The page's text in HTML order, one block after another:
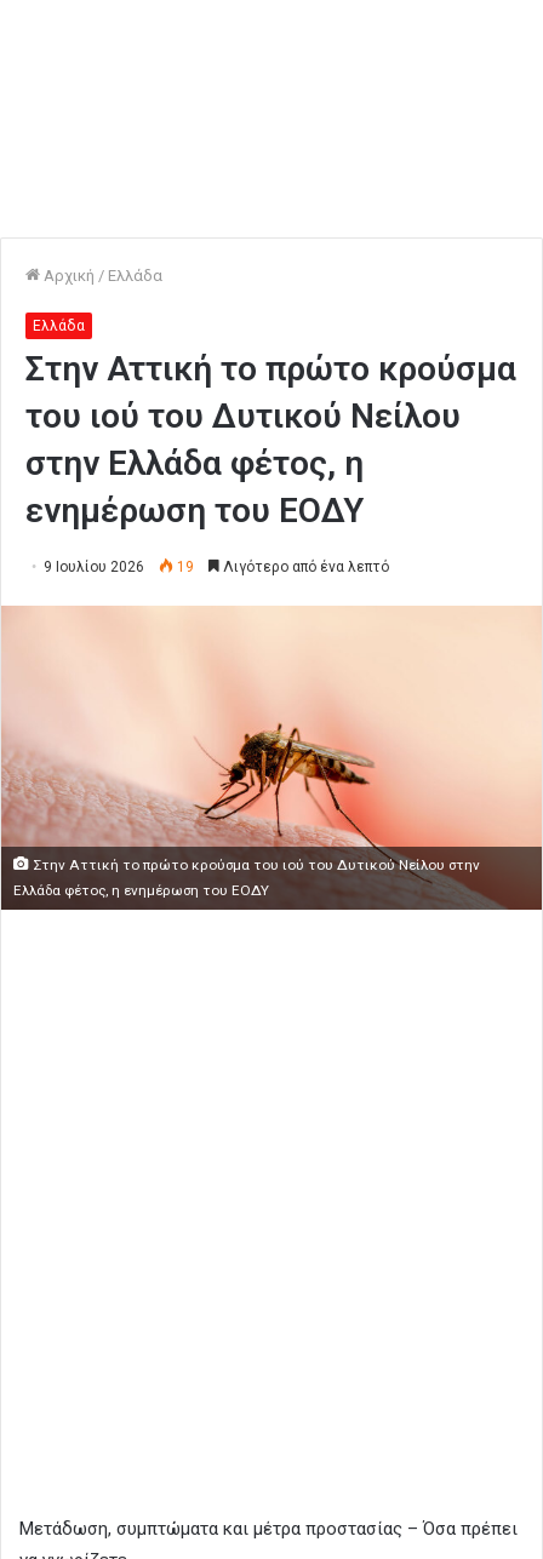
Αρχική / Ελλάδα
Ελλάδα
Στην Αττική το πρώτο κρούσμα
του ιού του Δυτικού Νείλου
στην Ελλάδα φέτος, η
ενημέρωση του ΕΟΔΥ
9 Ιουλίου 2026 19 Λιγότερο από ένα λεπτό
Στην Αττική το πρώτο κρούσμα του ιού του Δυτικού Νείλου στην
Ελλάδα φέτος, η ενημέρωση του ΕΟΔΥ
Μετάδωση, συμπτώματα και μέτρα προστασίας – Όσα πρέπει